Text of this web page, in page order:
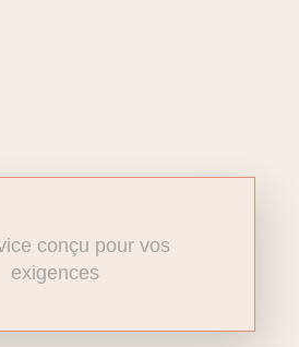
conçu pour vos
exigences